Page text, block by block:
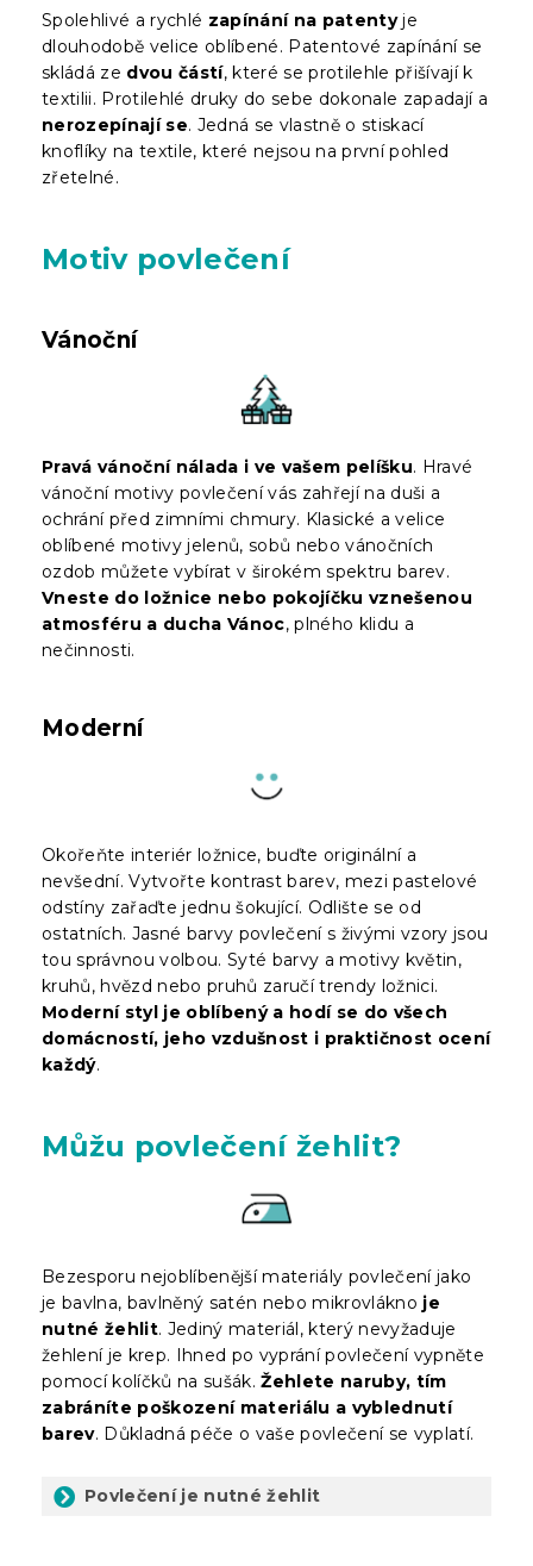
Spolehlivé a rychlé zapínání na patentyje
dlouhodobě velice oblíbené. Patentové zapínání se
skládá ze dvou částí, které se protilehle přišívají k
textilii. Protilehlé druky do sebe dokonale zapadají a
nerozepínají se. Jedná se vlastně o stiskací
knoflíky na textile, které nejsou na první pohled
zřetelné.
Motiv povlečení
Vánoční
Pravá vánoční nálada i ve vašem pelíšku. Hravé
vánoční motivy povlečení vás zahřejí na duši a
ochrání před zimními chmury. Klasické a velice
oblíbené motivy jelenů, sobů nebo vánočních
ozdob můžete vybírat v širokém spektru barev.
Vneste do ložnice nebo pokojíčku vznešenou
atmosféru a ducha Vánoc, plného klidu a
nečinnosti.
Moderní
Okořeňte interiér ložnice, buďte originální a
nevšední. Vytvořte kontrast barev, mezi pastelové
odstíny zařaďte jednu šokující. Odlište se od
ostatních. Jasné barvy povlečení s živými vzory jsou
tou správnou volbou. Syté barvy a motivy květin,
kruhů, hvězd nebo pruhů zaručí trendy ložnici.
Moderní styl je oblíbený a hodí se do všech
domácností, jeho vzdušnost i praktičnost ocení
každý.
Můžu povlečení žehlit?
Bezesporu nejoblíbenější materiály povlečení jako
je bavlna, bavlněný satén nebo mikrovlákno je
nutné žehlit. Jediný materiál, který nevyžaduje
žehlení je krep. Ihned po vyprání povlečení vypněte
pomocí kolíčků na sušák.Žehlete naruby, tím
zabráníte poškození materiálu a vyblednutí
barev. Důkladná péče o vaše povlečení se vyplatí.
Povlečení je nutné žehlit